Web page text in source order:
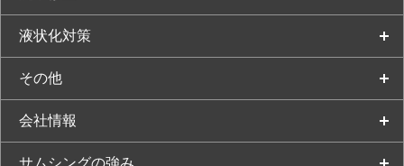
液状化対策
その他
会社情報
サムシングの強み